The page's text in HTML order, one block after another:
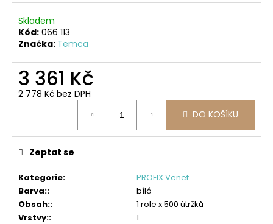
Skladem
Kód: 066 113
Značka: Temca
3 361 Kč
2 778 Kč bez DPH
DO KOŠÍKU
Kategorie:
PROFIX Venet
Barva::
bílá
Obsah::
1 role x 500 útržků
Vrstvy::
1
Zeptat se
HLEDAT
D
o
p
o
č
u
e
m
e